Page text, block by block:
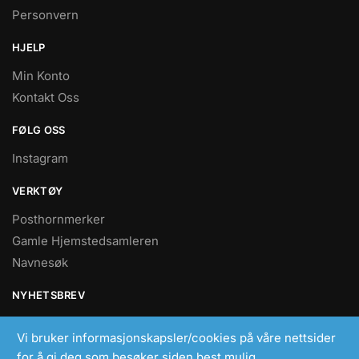
Personvern
HJELP
Min Konto
Kontakt Oss
FØLG OSS
Instagram
VERKTØY
Posthornmerker
Gamle Hjemstedsamleren
Navnesøk
NYHETSBREV
Vi bruker informasjonskapsler/cookies på våre nettsider